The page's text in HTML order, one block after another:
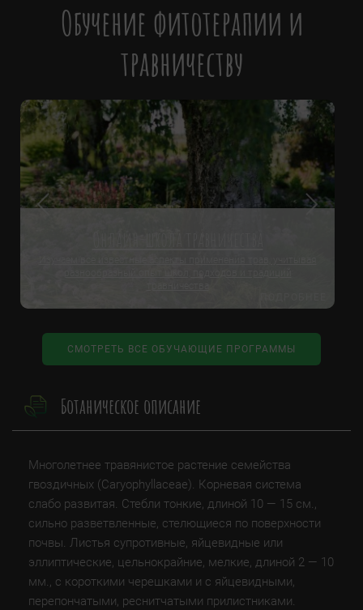
Обучение фитотерапии и
травничеству
СМОТРЕТЬ ВСЕ ОБУЧАЮЩИЕ ПРОГРАММЫ
Ботаническое описание
Многолетнее травянистое растение семейства
гвоздичных (Caryophyllaceae). Корневая система
слабо развитая. Стебли тонкие, длиной 10 — 15 см.,
сильно разветвленные, стелющиеся по поверхности
почвы. Листья супротивные, яйцевидные или
эллиптические, цельнокрайние, мелкие, длиной 2 — 10
мм., с короткими черешками и с яйцевидными,
перепончатыми, реснитчатыми прилистниками.